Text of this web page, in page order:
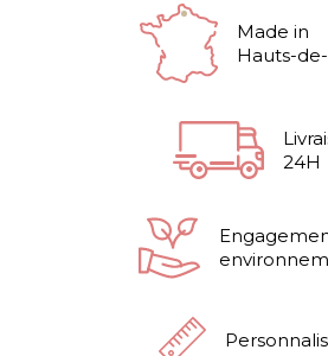
Made in
Hauts-
24H